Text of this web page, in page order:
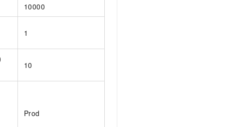
10000
1
10
Prod